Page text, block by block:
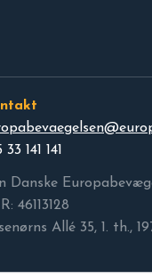
33 141 141
Danske
46113128
Allé 35, 1. th.,